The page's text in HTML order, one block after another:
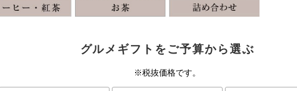
グルメギフトをご予算から選ぶ
※税抜価格です。